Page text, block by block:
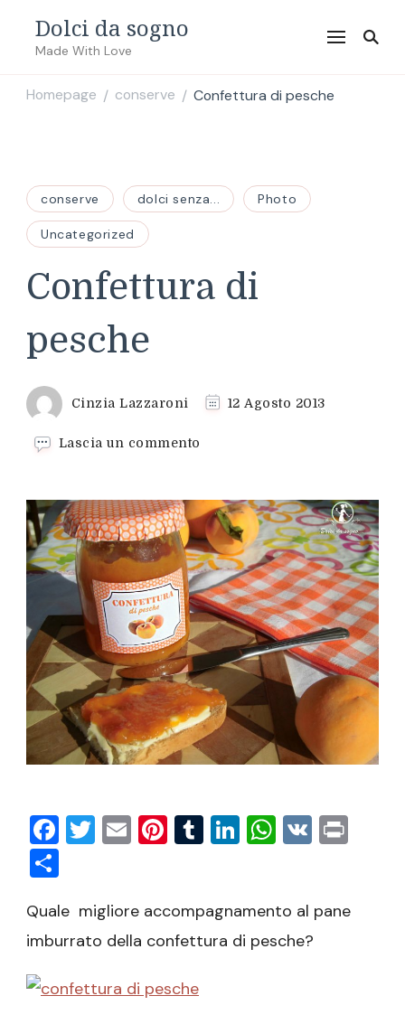
Dolci da sogno
Made With Love
Homepage / conserve / Confettura di pesche
conserve dolci senza... Photo
Uncategorized
Confettura di
pesche
Cinzia Lazzaroni 12 Agosto 2013
Lascia un commento
pesche
Facebook
Twitter
EmailPinterest
Tumblr
LinkedIn
VK
Quale migliore accompagnamento al pane
imburrato della confettura di pesche?